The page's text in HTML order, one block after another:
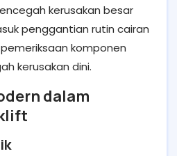
kerusakan besar
penggantian rutin cairan
komponen
kerusakan dini.
dalam